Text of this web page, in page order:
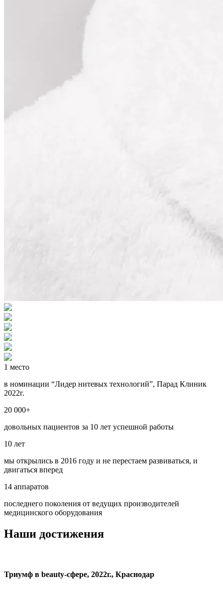
1 место
в номинации “Лидер нитевых технологий”, Парад Клиник
2022г.
20 000+
довольных пациентов за 10 лет успешной работы
10 лет
мы открылись в 2016 году и не перестаем развиваться, и
двигаться вперед
14 аппаратов
последнего поколения от ведущих производителей
медицинского оборудования
Наши достижения
Триумф в beauty-сфере, 2022г., Краснодар